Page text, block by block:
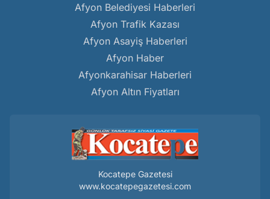
Afyon Belediyesi Haberleri
Afyon Trafik Kazası
Afyon Asayiş Haberleri
Afyon Haber
Afyonkarahisar Haberleri
Afyon Altın Fiyatları
Kocatepe Gazetesi
www.kocatepegazetesi.com